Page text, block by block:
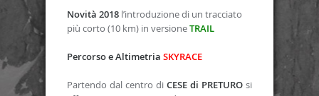
Novità 2018 l’introduzione di un tracciato
più corto (10 km) in versioneTRAIL
Percorso e Altimetria SKYRACE
Partendo dal centro di CESE di PRETURO si